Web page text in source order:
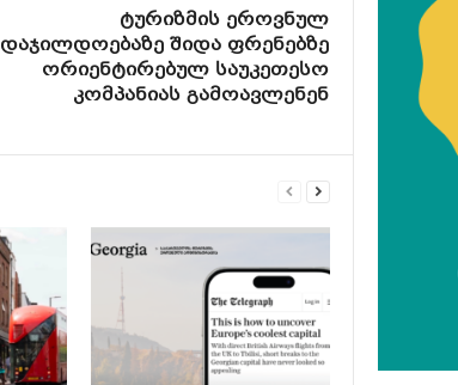
ტურიზმის ეროვნულ
დაჯილდოებაზე შიდა ფრენებზე
ორიენტირებულ საუკეთესო
კომპანიას გამოავლენენ